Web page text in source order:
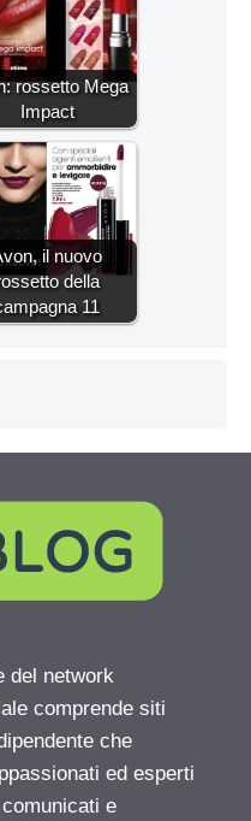
rossetto Mega
Impact
il nuovo
della
11
del network
comprende siti
che
ed esperti
e